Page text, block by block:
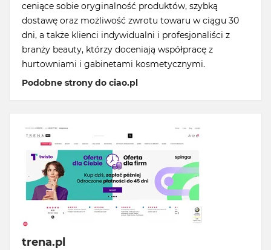
ceniące sobie oryginalność produktów, szybką
dostawę oraz możliwość zwrotu towaru w ciągu 30
dni, a także klienci indywidualni i profesjonaliści z
branży beauty, którzy doceniają współpracę z
hurtowniami i gabinetami kosmetycznymi.
Podobne strony do ciao.pl
trena.pl